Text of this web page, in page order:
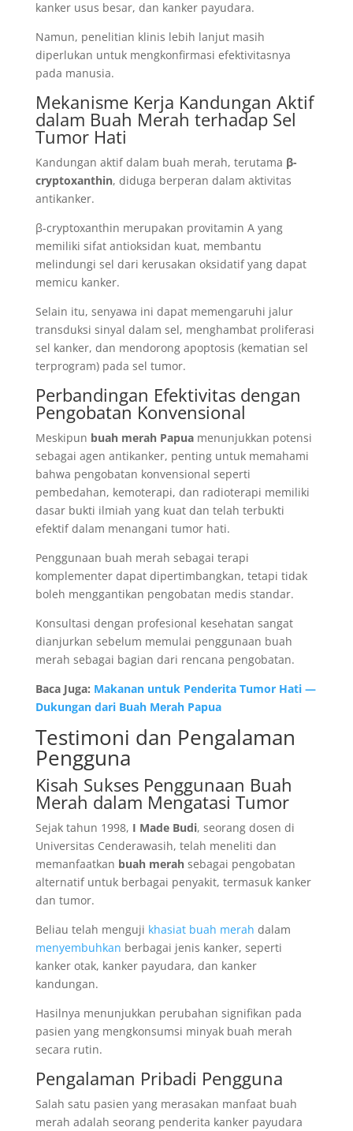
kanker usus besar, dan kanker payudara.
Namun, penelitian klinis lebih lanjut masih
diperlukan untuk mengkonfirmasi efektivitasnya
pada manusia.
Mekanisme Kerja Kandungan Aktif
dalam Buah Merah terhadap Sel
Tumor Hati
Kandungan aktif dalam buah merah, terutama β-
cryptoxanthin, diduga berperan dalam aktivitas
antikanker.
β-cryptoxanthin merupakan provitamin A yang
memiliki sifat antioksidan kuat, membantu
melindungi sel dari kerusakan oksidatif yang dapat
memicu kanker.
Selain itu, senyawa ini dapat memengaruhi jalur
transduksi sinyal dalam sel, menghambat proliferasi
sel kanker, dan mendorong apoptosis (kematian sel
terprogram) pada sel tumor.
Perbandingan Efektivitas dengan
Pengobatan Konvensional
Meskipun buah merah Papuamenunjukkan potensi
sebagai agen antikanker, penting untuk memahami
bahwa pengobatan konvensional seperti
pembedahan, kemoterapi, dan radioterapi memiliki
dasar bukti ilmiah yang kuat dan telah terbukti
efektif dalam menangani tumor hati.
Penggunaan buah merah sebagai terapi
komplementer dapat dipertimbangkan, tetapi tidak
boleh menggantikan pengobatan medis standar.
Konsultasi dengan profesional kesehatan sangat
dianjurkan sebelum memulai penggunaan buah
merah sebagai bagian dari rencana pengobatan.
Baca Juga: Makanan untuk Penderita Tumor Hati —
Dukungan dari Buah Merah Papua
Testimoni dan Pengalaman
Pengguna
Kisah Sukses Penggunaan Buah
Merah dalam Mengatasi Tumor
Sejak tahun 1998, I Made Budi, seorang dosen di
Universitas Cenderawasih, telah meneliti dan
memanfaatkan buah merahsebagai pengobatan
alternatif untuk berbagai penyakit, termasuk kanker
dan tumor.
Beliau telah menguji khasiat buah merah dalam
menyembuhkan berbagai jenis kanker, seperti
kanker otak, kanker payudara, dan kanker
kandungan.
Hasilnya menunjukkan perubahan signifikan pada
pasien yang mengkonsumsi minyak buah merah
secara rutin.
Pengalaman Pribadi Pengguna
Salah satu pasien yang merasakan manfaat buah
merah adalah seorang penderita kanker payudara